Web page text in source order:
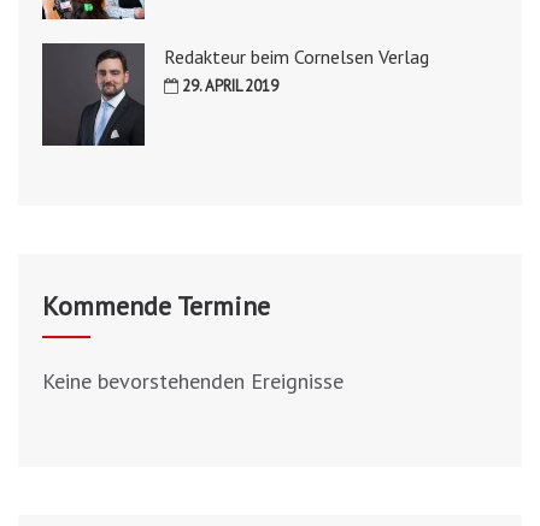
Redakteur beim Cornelsen Verlag
29. APRIL 2019
Kommende Termine
Keine bevorstehenden Ereignisse